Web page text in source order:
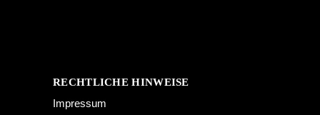
RECHTLICHE HINWEISE
Impressum